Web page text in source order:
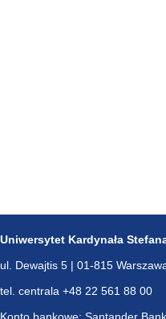
Uniwersytet Kardynała
ul. Dewajtis 5 | 01-815
tel. centrala +48 22 561 88 00